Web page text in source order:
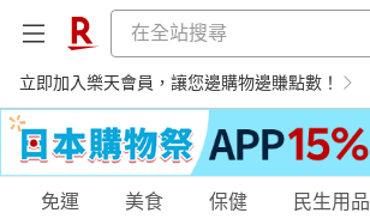
立即加入樂天會員，讓您邊購物邊賺點數！
購物網分類
免運 美食 保健 民生用品